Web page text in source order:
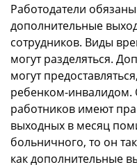
Работодатели
дополнительные
сотрудников. Виды
могут разделяться.
могут
ребенком-инвалидом.
работников имеют
выходных в месяц
больничного, то он
как дополнительные